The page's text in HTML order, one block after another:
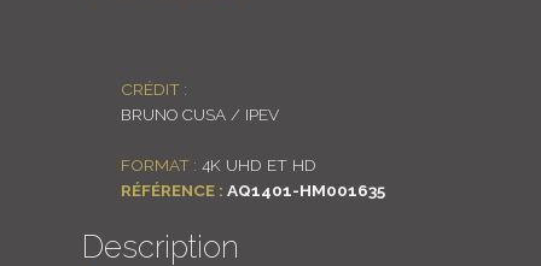
CRÉDIT :
BRUNO CUSA / IPEV
FORMAT : 4K UHD ET HD
RÉFÉRENCE : AQ1401-HM001635
Description